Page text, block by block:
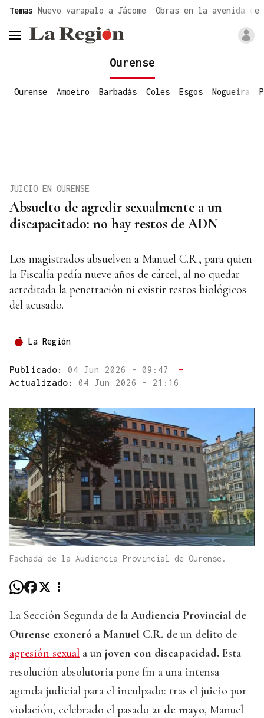
Temas Nuevo varapalo a Jácome Obras en la avenida de
header.menu.open
Ourense
Ourense Amoeiro Barbadás Coles Esgos Nogueira
Absuelto de agredir sexualmente a un
discapacitado: no hay restos de ADN
JUICIO EN OURENSE
Los magistrados absuelven a Manuel C.R., para quien
la Fiscalía pedía nueve años de cárcel, al no quedar
acreditada la penetración ni existir restos biológicos
del acusado.
La Región
Publicado: 04 Jun 2026 - 09:47
—
Actualizado: 04 Jun 2026 - 21:16
Fachada de la Audiencia Provincial de Ourense.
La Sección Segunda de la Audiencia Provincial de
Ourense exoneró a Manuel C.R. de un delito de
agresión sexual a un joven con discapacidad. Esta
resolución absolutoria pone fin a una intensa
agenda judicial para el inculpado: tras el juicio por
violación, celebrado el pasado 21 de mayo, Manuel